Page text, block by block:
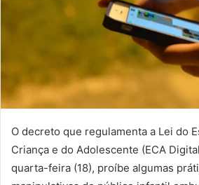
O decreto que regulamenta a Lei do
Criança e do Adolescente (ECA
quarta-feira (18), proíbe algumas